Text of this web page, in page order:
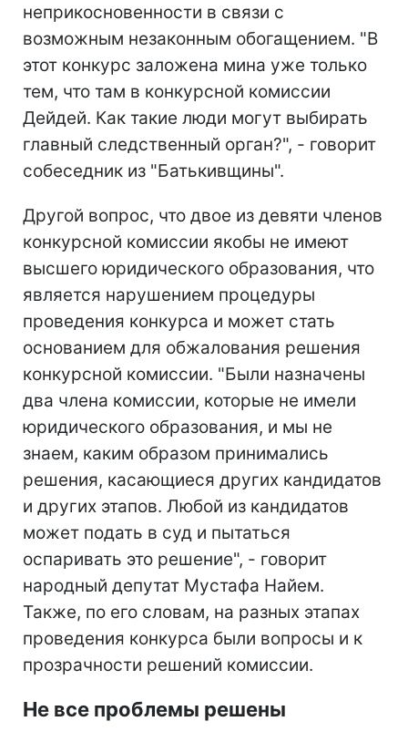
неприкосновенности в связи с
возможным незаконным обогащением. "В
этот конкурс заложена мина уже только
тем, что там в конкурсной комиссии
Дейдей. Как такие люди могут выбирать
главный следственный орган?", - говорит
собеседник из "Батькивщины".
Другой вопрос, что двое из девяти членов
конкурсной комиссии якобы не имеют
высшего юридического образования, что
является нарушением процедуры
проведения конкурса и может стать
основанием для обжалования решения
конкурсной комиссии. "Были назначены
два члена комиссии, которые не имели
юридического образования, и мы не
знаем, каким образом принимались
решения, касающиеся других кандидатов
и других этапов. Любой из кандидатов
может подать в суд и пытаться
оспаривать это решение", - говорит
народный депутат Мустафа Найем.
Также, по его словам, на разных этапах
проведения конкурса были вопросы и к
прозрачности решений комиссии.
Не все проблемы решены